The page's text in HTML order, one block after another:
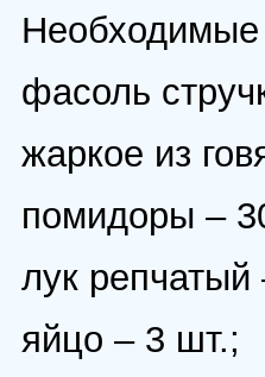
Необходимые
фасоль
жаркое из
помидоры –
лук
яйцо – 3 шт.;